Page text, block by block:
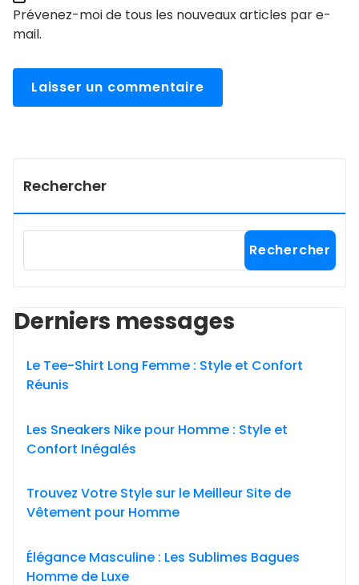
Prévenez-moi de tous les nouveaux articles par e-
mail.
Rechercher
Rechercher
Derniers messages
Le Tee-Shirt Long Femme : Style et Confort
Réunis
Les Sneakers Nike pour Homme : Style et
Confort Inégalés
Trouvez Votre Style sur le Meilleur Site de
Vêtement pour Homme
Élégance Masculine : Les Sublimes Bagues
Homme de Luxe